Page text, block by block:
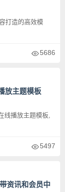
打造的高效模
5686
放主题模板
线播放主题模板,
5497
资讯和会员中